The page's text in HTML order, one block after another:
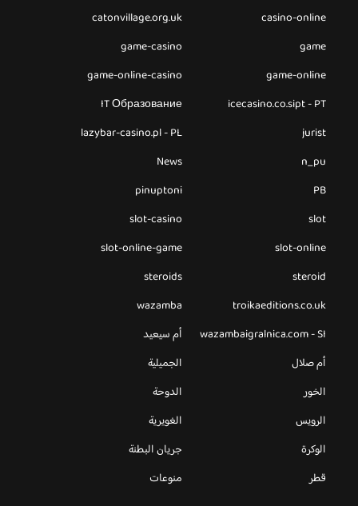
casino-online
catonvillage.org.uk
game
game-casino
game-online
game-online-casino
icecasino.co.sipt - PT
IT Образование
jurist
lazybar-casino.pl - PL
n_pu
News
PB
pinuptoni
slot
slot-casino
slot-online
slot-online-game
steroid
steroids
troikaeditions.co.uk
wazamba
wazambaigralnica.com - SI
أم سيعيد
أم صلال
الجميلية
الخور
الدوحة
الرويس
الغويرية
الوكرة
جريان البطنة
قطر
منوعات